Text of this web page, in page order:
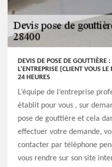
DEVIS DE POSE DE GOUTTIÈRE :
L’ENTREPRISE {CLIENT VOUS
24 HEURES
L’équipe de l’entreprise
établit pour vous , sur
pose de gouttière et cela
effectuer votre demande,
contacter par téléphone
vous rendre sur son site